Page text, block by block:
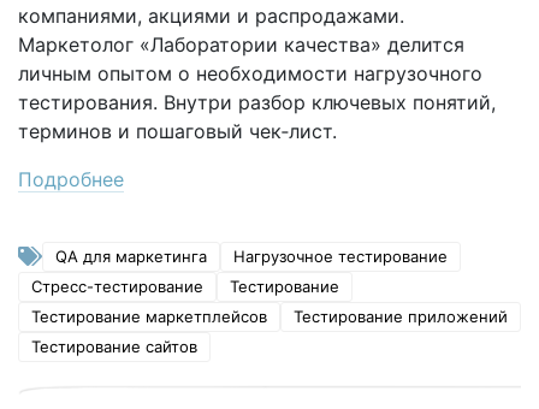
компаниями, акциями и распродажами.
Маркетолог «Лаборатории качества» делится
личным опытом о необходимости нагрузочного
тестирования. Внутри разбор ключевых понятий,
терминов и пошаговый чек‑лист.
Подробнее
QA для маркетинга
Нагрузочное тестирование
Стресс-тестирование
Тестирование
Тестирование маркетплейсов
Тестирование приложений
Тестирование сайтов